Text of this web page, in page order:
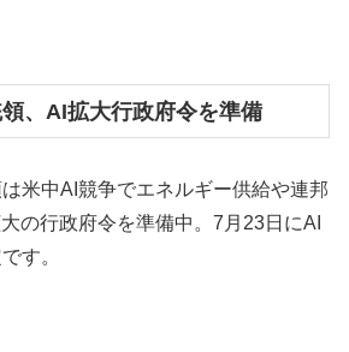
領、AI拡大行政府令を準備
は米中AI競争でエネルギー供給や連邦
の行政府令を準備中。7月23日にAI
す。